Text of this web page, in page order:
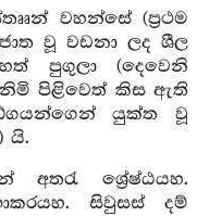
වහන්සේ (ප්‍රථම
වූ වඩනා ලද ශීල
පුගුලා (දෙවෙනි
පිළිවෙත් කිස ඇති
යුක්ත වූ
යි.
ශ්‍රේෂ්ඨයහ.
සිවුසස් දම්